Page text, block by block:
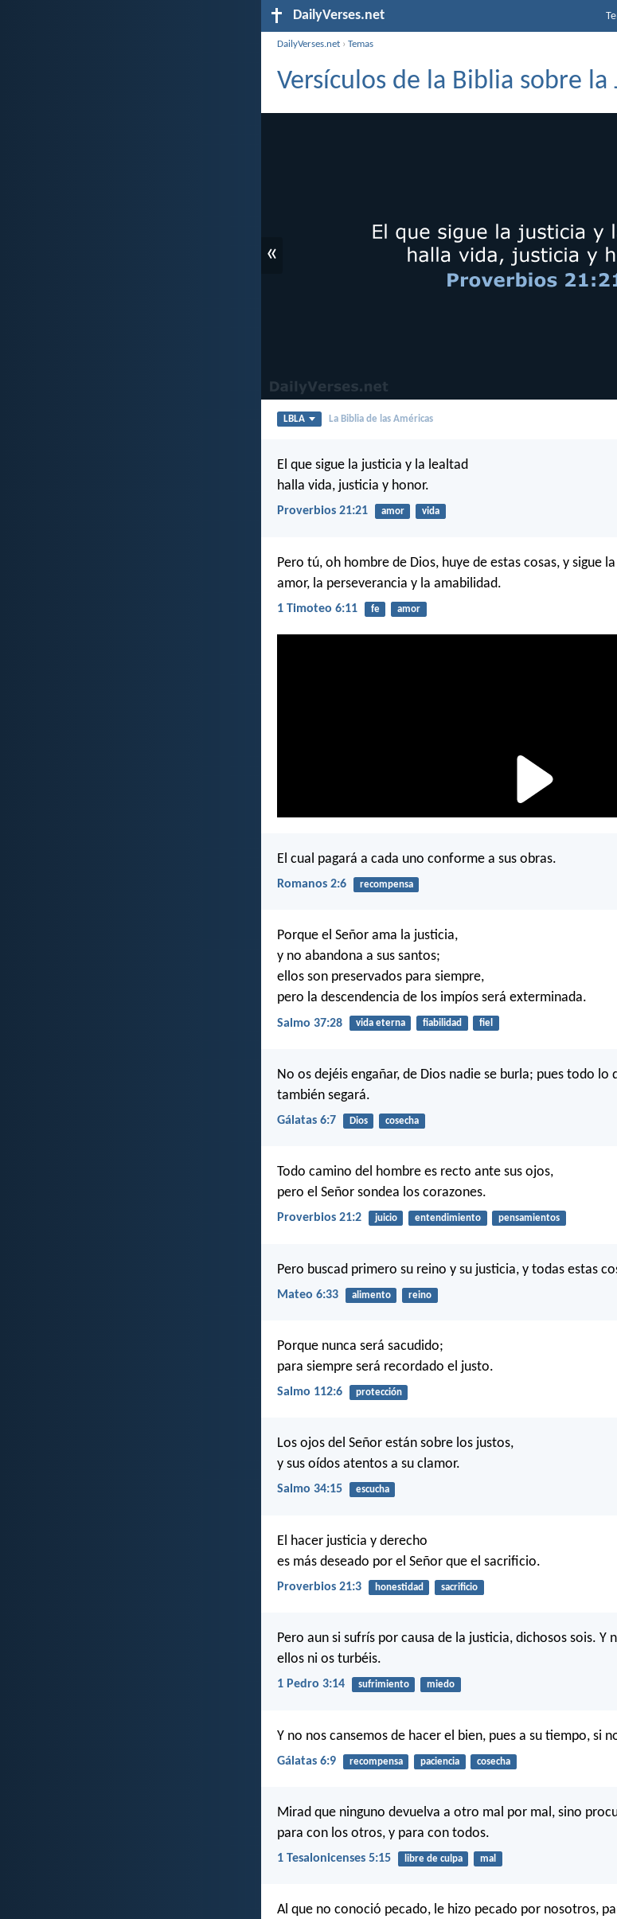
DailyVerses.net
DailyVerses.net ›Temas
Versículos de la Biblia sobre la
«
LBLA La Biblia de las Américas
El que sigue la justicia y la lealtad
halla vida, justicia y honor.
Proverbios 21:21 amor vida
Pero tú, oh hombre de Dios, huye de estas cosas, y sigue
amor, la perseverancia y la amabilidad.
1 Timoteo 6:11 fe amor
El cual pagará a cada uno conforme a sus obras.
Romanos 2:6 recompensa
Porque el Señor ama la justicia,
y no abandona a sus santos;
ellos son preservados para siempre,
pero la descendencia de los impíos será exterminada.
Salmo 37:28 vida eterna fiabilidad fiel
No os dejéis engañar, de Dios nadie se burla; pues todo lo
también segará.
Gálatas 6:7 Dios cosecha
Todo camino del hombre es recto ante sus ojos,
pero el Señor sondea los corazones.
Proverbios 21:2 juicio entendimiento pensamientos
Pero buscad primero su reino y su justicia, y todas estas
Mateo 6:33 alimento reino
Porque nunca será sacudido;
para siempre será recordado el justo.
Salmo 112:6 protección
Los ojos del Señor están sobre los justos,
y sus oídos atentos a su clamor.
Salmo 34:15 escucha
El hacer justicia y derecho
es más deseado por el Señor que el sacrificio.
Proverbios 21:3 honestidad sacrificio
Pero aun si sufrís por causa de la justicia, dichosos sois.
ellos ni os turbéis.
1 Pedro 3:14 sufrimiento miedo
Y no nos cansemos de hacer el bien, pues a su tiempo, si
Gálatas 6:9 recompensa paciencia cosecha
Mirad que ninguno devuelva a otro mal por mal, sino
para con los otros, y para con todos.
1 Tesalonicenses 5:15 libre de culpa mal
Al que no conoció pecado, le hizo pecado por nosotros,